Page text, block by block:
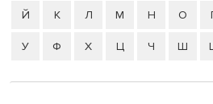
Й К Л М Н О
У Ф Х Ц Ч Ш